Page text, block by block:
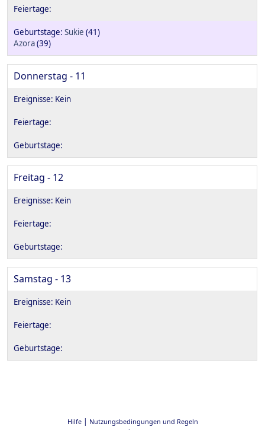
Sukie (41)
Azora(39)
Donnerstag - 11
Freitag - 12
Samstag - 13
Hilfe| Nutzungsbedingungen und Regeln